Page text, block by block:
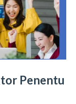
Penentu